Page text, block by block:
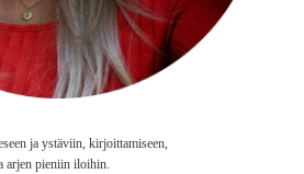
ja ystäviin, kirjoittamiseen,
arjen pieniin iloihin.